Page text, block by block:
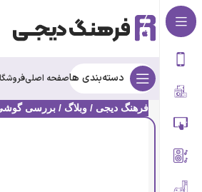
دسته‌بندی هاصفحه اصلی
فرهنگ دیجی / وبلاگ / بررسی